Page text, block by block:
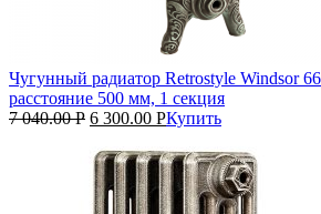
Чугунный радиатор Retrostyle Windsor
расстояние 500 мм, 1 секция
7 040.00Р 6 300.00 РКупить